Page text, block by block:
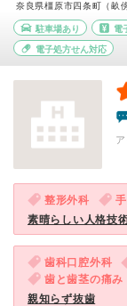
奈良県橿原市四条町（畝
駐車場あり 電
電子処方せん対応
整形外科
素晴らしい人格技
歯科口腔外科
歯と歯茎の痛み
親知らず抜歯